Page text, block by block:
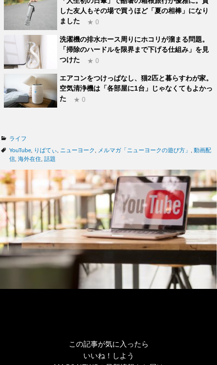
した友人もその場で買うほど「夏の相棒」になり
ました
★ 0
洗濯機の排水ホース周りにホコリが溜まる問題。
「掃除のハードルを限界まで下げる仕組み」を見
つけた
★ 0
エアコンをつけっぱなし、猫2匹と暮らすわが家。
空気清浄機は「各部屋に1台」じゃなくてもよかっ
た
★ 0
カ
テ
ゴ
ー
ライフ
タ
グ
YouTube りばてぃ ニューヨーク メルマガ「ニューヨークの遊び方」
動画配
信 海外在住 話題
この記事が気に入ったら
いいね！しよう